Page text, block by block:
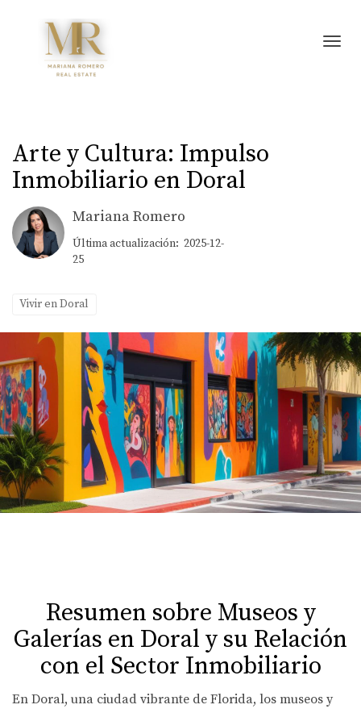
Arte y Cultura: Impulso
Inmobiliario en Doral
Mariana Romero
Última actualización: 2025-12-
25
Vivir en Doral
Resumen sobre Museos y
Galerías en Doral y su Relación
con el Sector Inmobiliario
En Doral, una ciudad vibrante de Florida, los museos y